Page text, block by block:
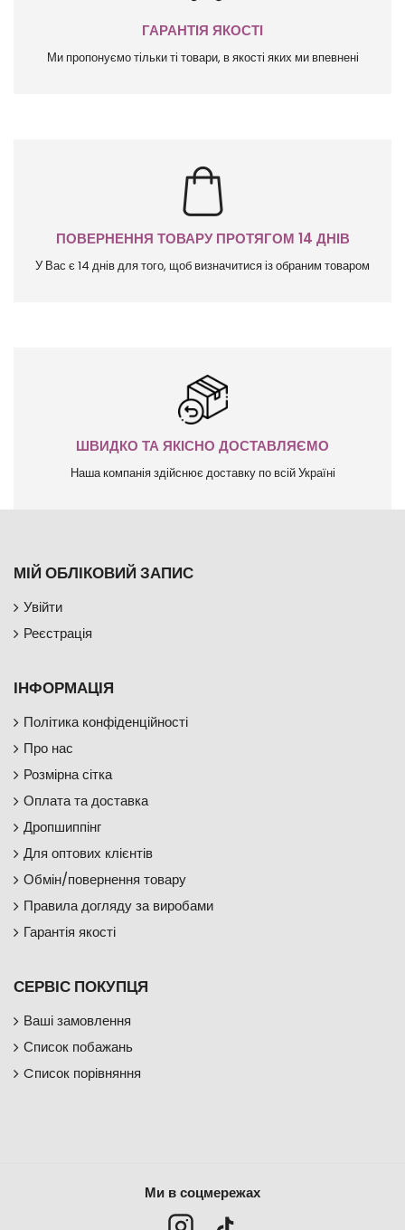
ГАРАНТІЯ ЯКОСТІ
Ми пропонуємо тільки ті товари, в якості яких ми впевнені
ПОВЕРНЕННЯ ТОВАРУ ПРОТЯГОМ 14 ДНІВ
У Вас є 14 днів для того, щоб визначитися із обраним товаром
ШВИДКО ТА ЯКІСНО ДОСТАВЛЯЄМО
Наша компанія здійснює доставку по всій Україні
МІЙ ОБЛІКОВИЙ ЗАПИС
Увійти
Реєстрація
ІНФОРМАЦІЯ
Політика конфіденційності
Про нас
Розмірна сітка
Оплата та доставка
Дропшиппінг
Для оптових клієнтів
Обмін/повернення товару
Правила догляду за виробами
Гарантія якості
СЕРВІС ПОКУПЦЯ
Ваші замовлення
Список побажань
Cписок порівняння
Ми в соцмережах